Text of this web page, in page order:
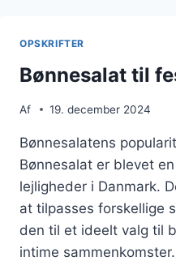
OPSKRIFTER
Bønnesalat til
Af 19. december 2024
Bønnesalatens
Bønnesalat er blevet
lejligheder i Danmark.
at tilpasses forskellige
den til et ideelt valg til
intime